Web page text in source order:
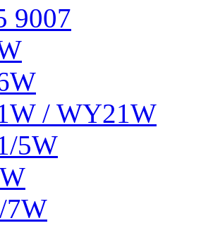
9007
/ WY21W
5W
7W